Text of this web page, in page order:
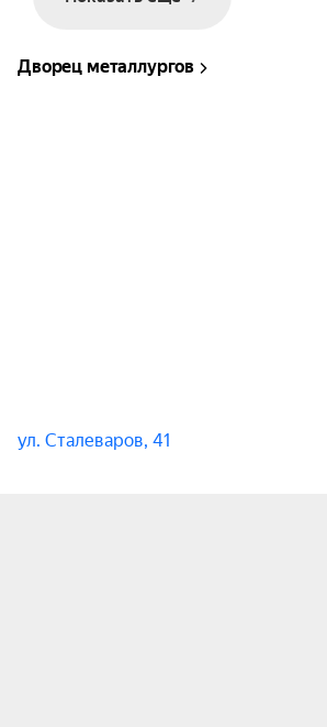
Дворец металлургов
ул. Сталеваров, 41